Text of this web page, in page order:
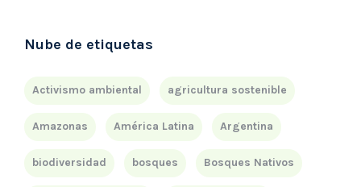
Nube de etiquetas
Activismo ambiental agricultura sostenible
Amazonas América Latina Argentina
biodiversidad bosques Bosques Nativos